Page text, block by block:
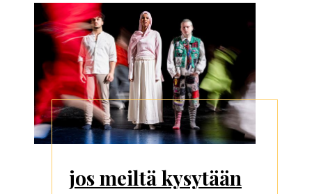
jos meiltä kysytään